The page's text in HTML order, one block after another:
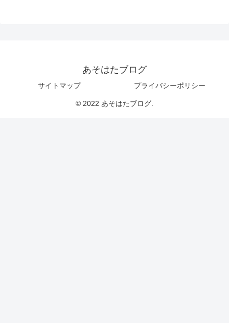
あそはたブログ
サイトマップ プライバシーポリシー
© 2022 あそはたブログ.